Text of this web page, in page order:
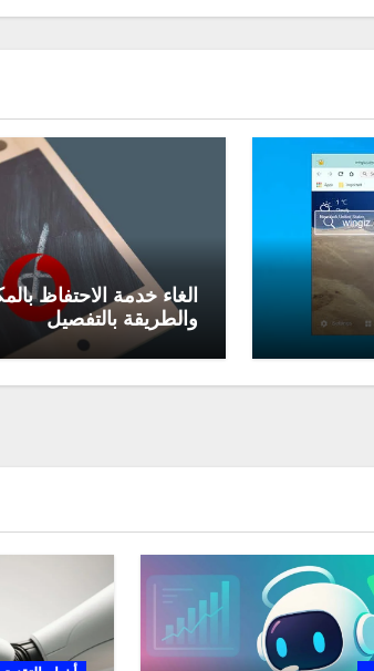
الغاء خدمة الاحتفاظ
والطريقة بالتفصيل